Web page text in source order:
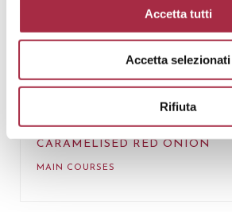
Accetta tutti
Accetta selezionati
Rifiuta
MINI BURGER OF ONION AND
CARAMELISED RED ONION
MAIN COURSES